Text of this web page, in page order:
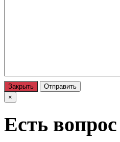
Закрыть
Отправить
×
Есть